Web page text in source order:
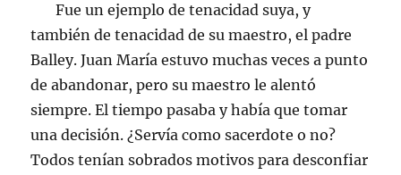
Fue un ejemplo de tenacidad suya, y
también de tenacidad de su maestro, el padre
Balley. Juan María estuvo muchas veces a punto
de abandonar, pero su maestro le alentó
siempre. El tiempo pasaba y había que tomar
una decisión. ¿Servía como sacerdote o no?
Todos tenían sobrados motivos para desconfiar